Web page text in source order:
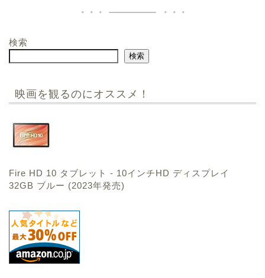
検索
検索
映画を観るのにオススメ！
Fire HD 10 タブレット - 10インチHD ディスプレイ
32GB ブルー (2023年発売)